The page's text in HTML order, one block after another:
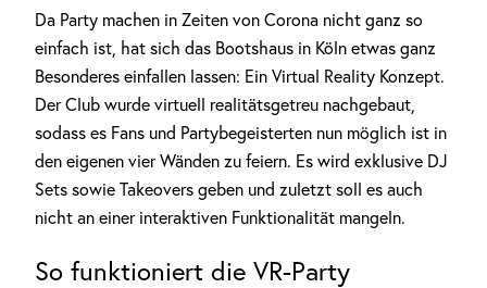
Da Party machen in Zeiten von Corona nicht ganz so
einfach ist, hat sich das Bootshaus in Köln etwas ganz
Besonderes einfallen lassen: Ein Virtual Reality Konzept.
Der Club wurde virtuell realitätsgetreu nachgebaut,
sodass es Fans und Partybegeisterten nun möglich ist in
den eigenen vier Wänden zu feiern. Es wird exklusive DJ
Sets sowie Takeovers geben und zuletzt soll es auch
nicht an einer interaktiven Funktionalität mangeln.
So funktioniert die VR-Party